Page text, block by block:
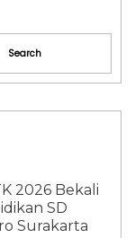
2026 Bekali
SD
Surakarta